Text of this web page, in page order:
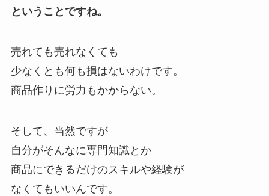
ということですね。
売れても売れなくても
少なくとも何も損はないわけです。
商品作りに労力もかからない。
そして、当然ですが
自分がそんなに専門知識とか
商品にできるだけのスキルや経験が
なくてもいいんです。